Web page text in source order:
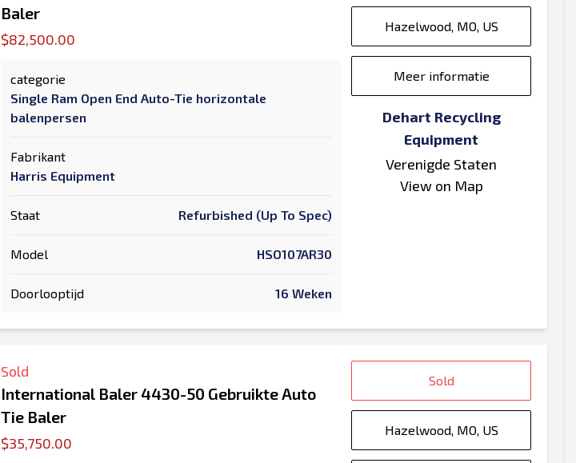
Baler
$82,500.00
categorie
Single Ram Open End Auto-Tie horizontale
balenpersen
Fabrikant
Harris Equipment
Staat Refurbished (Up To Spec)
Model HSO107AR30
Doorlooptijd 16 Weken
Hazelwood, MO, US
Meer informatie
Dehart Recycling
Equipment
Verenigde Staten
View on Map
Sold
International Baler 4430-50 Gebruikte Auto
Tie Baler
$35,750.00
Sold
Hazelwood, MO, US